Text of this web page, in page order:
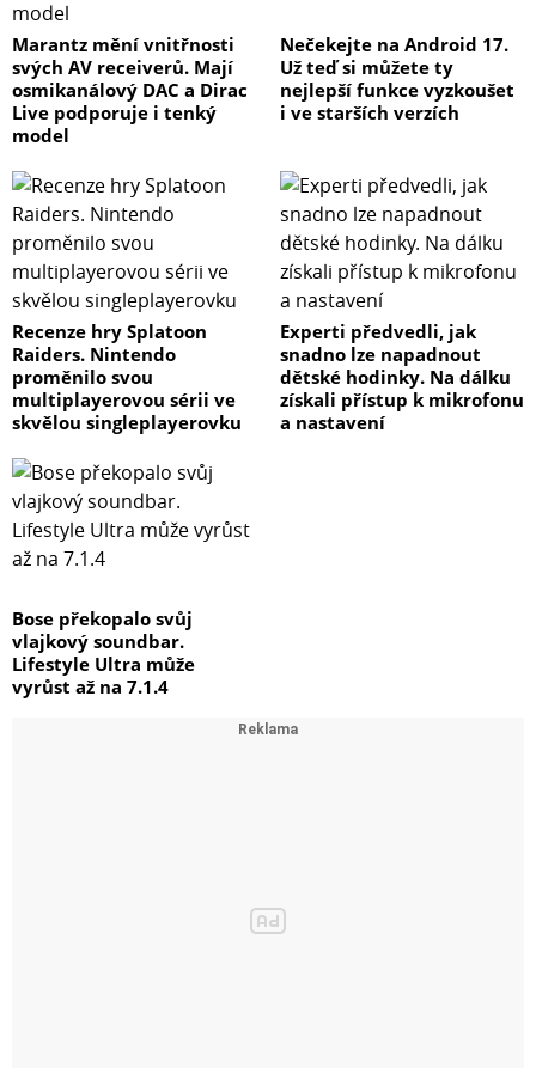
Marantz mění vnitřnosti
svých AV receiverů. Mají
osmikanálový DAC a Dirac
Live podporuje i tenký
model
Nečekejte na Android 17.
Už teď si můžete ty
nejlepší funkce vyzkoušet
i ve starších verzích
Recenze hry Splatoon
Raiders. Nintendo
proměnilo svou
multiplayerovou sérii ve
skvělou singleplayerovku
Experti předvedli, jak
snadno lze napadnout
dětské hodinky. Na dálku
získali přístup k mikrofonu
a nastavení
Bose překopalo svůj
vlajkový soundbar.
Lifestyle Ultra může
vyrůst až na 7.1.4